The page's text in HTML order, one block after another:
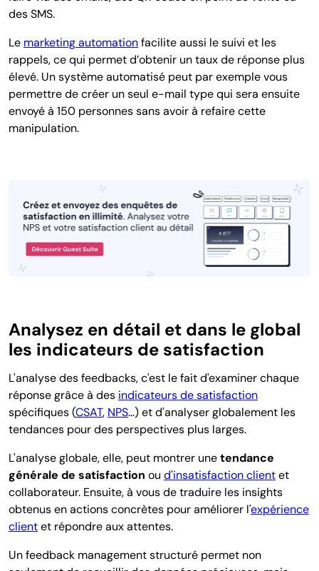
des SMS.
Le marketing automationfacilite aussi le suivi et les
rappels, ce qui permet d’obtenir un taux de réponse plus
élevé. Un système automatisé peut par exemple vous
permettre de créer un seul e-mail type qui sera ensuite
envoyé à 150 personnes sans avoir à refaire cette
manipulation.
Analysez en détail et dans le global
les indicateurs de satisfaction
L'analyse des feedbacks, c'est le fait d'examiner chaque
réponse grâce à des indicateurs de satisfaction
spécifiques (CSAT, NPS…) et d'analyser globalement les
tendances pour des perspectives plus larges.
L'analyse globale, elle, peut montrer unetendance
générale de satisfaction ou d'insatisfaction clientet
collaborateur. Ensuite, à vous de traduire les insights
obtenus en actions concrètes pour améliorer l'expérience
clientet répondre aux attentes.
Un feedback management structuré permet non